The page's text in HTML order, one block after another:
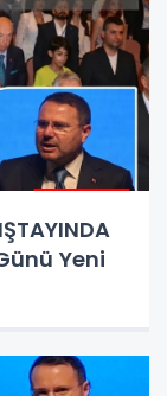
Yeni